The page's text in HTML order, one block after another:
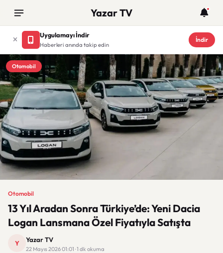
Yazar TV
Uygulamayı İndir
Haberleri anında takip edin
İndir
Otomobil
Otomobil
13 Yıl Aradan Sonra Türkiye’de: Yeni Dacia
Logan Lansmana Özel Fiyatıyla Satışta
Y Yazar TV
22 Mayıs 2026 01:01 · 1 dk okuma